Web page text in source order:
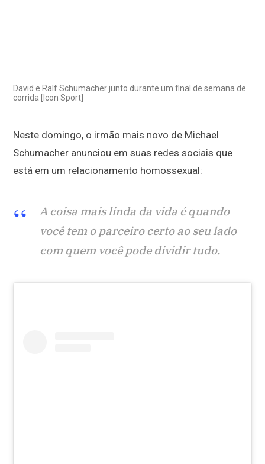
David e Ralf Schumacher junto durante um final de semana de
corrida [Icon Sport]
Neste domingo, o irmão mais novo de Michael
Schumacher anunciou em suas redes sociais que
está em um relacionamento homossexual:
A coisa mais linda da vida é quando
você tem o parceiro certo ao seu lado
com quem você pode dividir tudo.